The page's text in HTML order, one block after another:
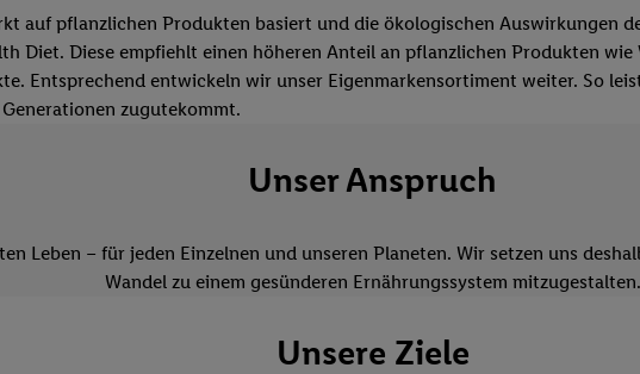
auf pflanzlichen Produkten basiert und die ökologischen
Diet. Diese empfiehlt einen höheren Anteil an pflanzlichen Produkten
Entsprechend entwickeln wir unser Eigenmarkensortiment weiter. So
zugutekommt.
Unser Anspruch
Leben – für jeden Einzelnen und unseren Planeten. Wir setzen uns
Wandel zu einem gesünderen Ernährungssystem mitzugestalten.
Unsere Ziele